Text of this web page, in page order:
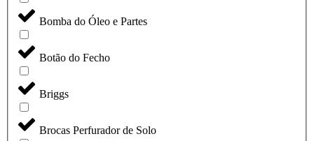
Bomba do Óleo e Partes
Botão do Fecho
Briggs
Brocas Perfurador de Solo